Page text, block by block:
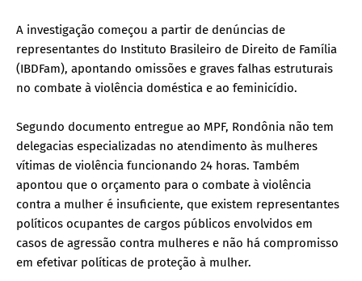
A investigação começou a partir de denúncias de
representantes do Instituto Brasileiro de Direito de Família
(IBDFam), apontando omissões e graves falhas estruturais
no combate à violência doméstica e ao feminicídio.
Segundo documento entregue ao MPF, Rondônia não tem
delegacias especializadas no atendimento às mulheres
vítimas de violência funcionando 24 horas. Também
apontou que o orçamento para o combate à violência
contra a mulher é insuficiente, que existem representantes
políticos ocupantes de cargos públicos envolvidos em
casos de agressão contra mulheres e não há compromisso
em efetivar políticas de proteção à mulher.